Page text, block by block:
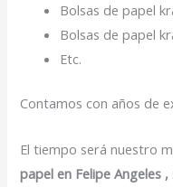
Bolsas de papel
Bolsas de papel
Etc.
Contamos con años de
El tiempo será nuestro
papel en Felipe Angeles ,